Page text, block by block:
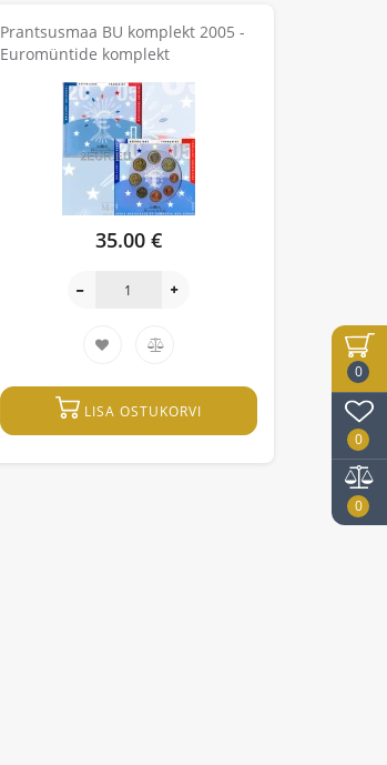
0
0
0
Prantsusmaa BU komplekt 2005 -
Euromüntide komplekt
35.00 €
LISA OSTUKORVI